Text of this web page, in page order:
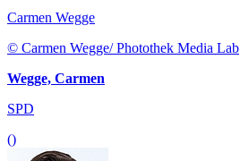
Carmen Wegge
© Carmen Wegge/ Photothek Media Lab
Wegge, Carmen
SPD
()